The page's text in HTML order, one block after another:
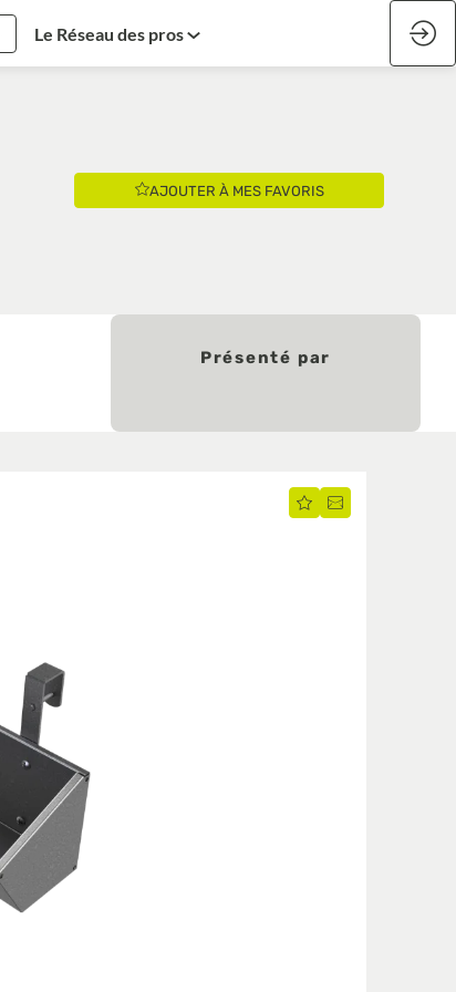
Le Réseau des pros
AJOUTER À MES FAVORIS
Présenté par